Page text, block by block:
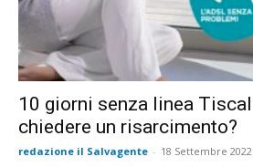
10 giorni senza linea
chiedere un risarcimento?
redazione il Salvagente - 18 Settembre 2022